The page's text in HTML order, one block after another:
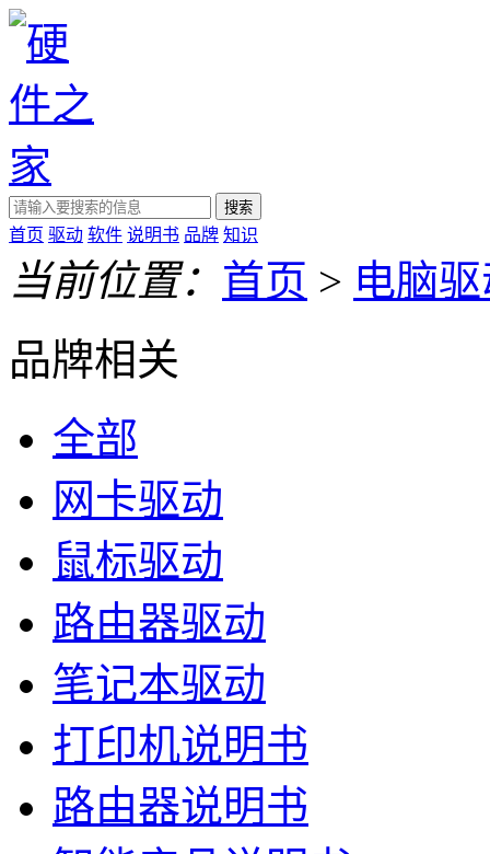
搜索
首页 驱动 软件 说明书 品牌 知识
当前位置： 首页 > 电脑
品牌相关
全部
网卡驱动
鼠标驱动
路由器驱动
笔记本驱动
打印机说明书
路由器说明书